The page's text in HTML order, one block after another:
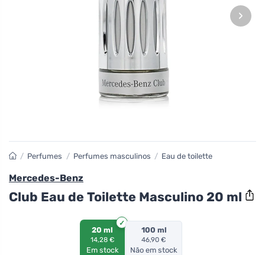
›
/ Perfumes / Perfumes masculinos / Eau de toilette
Mercedes-Benz
Club Eau de Toilette Masculino 20 ml
20 ml
14,28 €
Em stock
100 ml
46,90 €
Não em stock